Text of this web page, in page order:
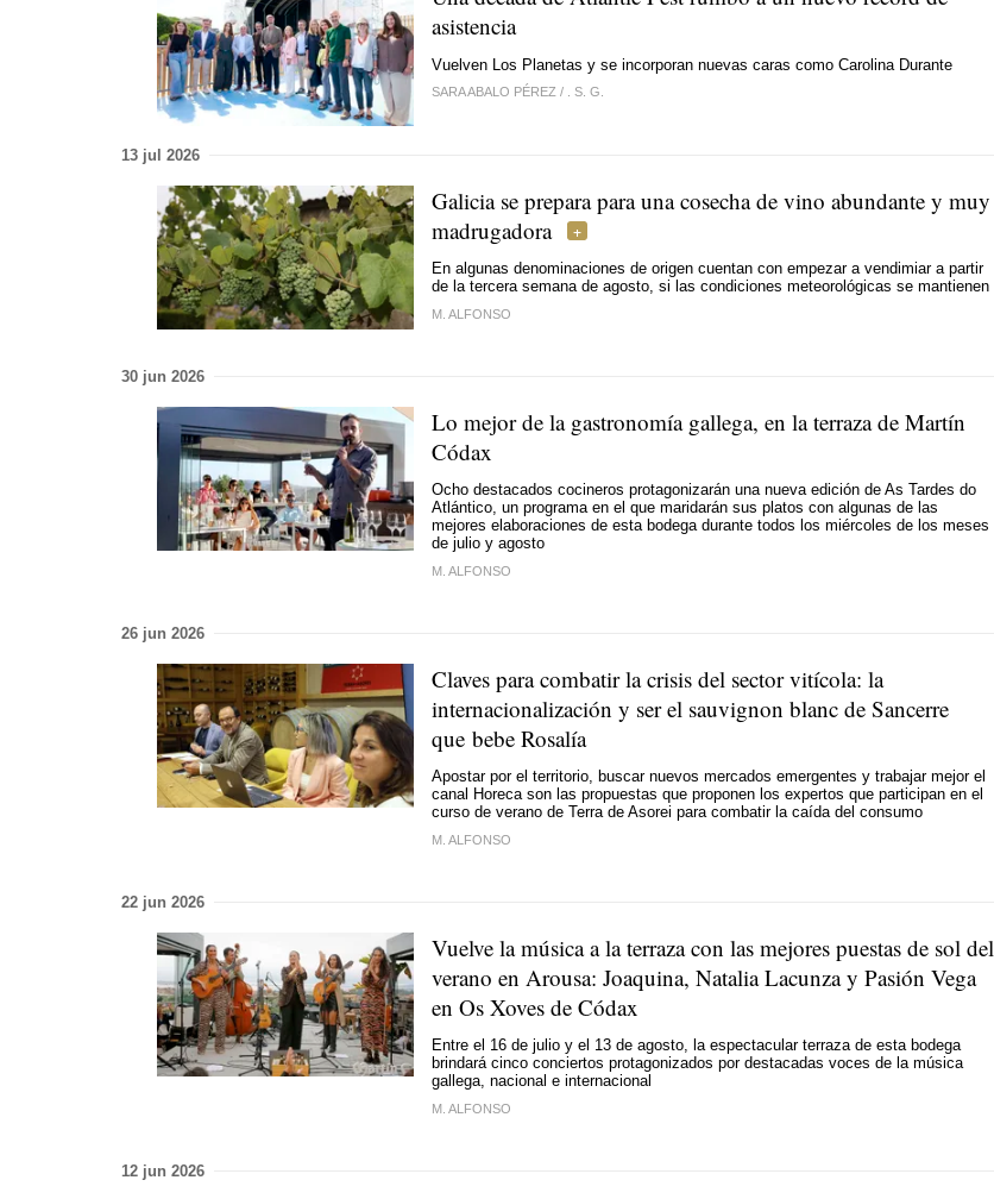
asistencia
Vuelven Los Planetas y se incorporan nuevas caras como Carolina Durante
SARA ABALO PÉREZ / . S. G.
13 jul 2026
Galicia se prepara para una cosecha de vino abundante y muy
madrugadora
En algunas denominaciones de origen cuentan con empezar a vendimiar a partir
de la tercera semana de agosto, si las condiciones meteorológicas se mantienen
M. ALFONSO
30 jun 2026
Lo mejor de la gastronomía gallega, en la terraza de Martín
Códax
Ocho destacados cocineros protagonizarán una nueva edición de As Tardes do
Atlántico, un programa en el que maridarán sus platos con algunas de las
mejores elaboraciones de esta bodega durante todos los miércoles de los meses
de julio y agosto
M. ALFONSO
26 jun 2026
Claves para combatir la crisis del sector vitícola: la
internacionalización y ser el sauvignon blanc de Sancerre
que bebe Rosalía
Apostar por el territorio, buscar nuevos mercados emergentes y trabajar mejor el
canal Horeca son las propuestas que proponen los expertos que participan en el
curso de verano de Terra de Asorei para combatir la caída del consumo
M. ALFONSO
22 jun 2026
Vuelve la música a la terraza con las mejores puestas de sol del
verano en Arousa: Joaquina, Natalia Lacunza y Pasión Vega
en Os Xoves de Códax
Entre el 16 de julio y el 13 de agosto, la espectacular terraza de esta bodega
brindará cinco conciertos protagonizados por destacadas voces de la música
gallega, nacional e internacional
M. ALFONSO
12 jun 2026